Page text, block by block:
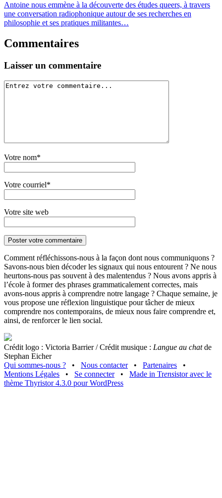
Antoine nous emmène à la découverte des études queers, à travers
une conversation radiophonique autour de ses recherches en
philosophie et ses pratiques militantes…
Commentaires
Laisser un commentaire
Votre nom*
Votre courriel*
Votre site web
Comment réfléchissons-nous à la façon dont nous communiquons ?
Savons-nous bien décoder les signaux qui nous entourent ? Ne nous
heurtons-nous pas souvent à des malentendus ? Nous avons appris à
l’école à former des phrases grammaticalement correctes, mais
avons-nous appris à comprendre notre langage ? Chaque semaine, je
vous propose une réflexion linguistique pour tâcher de mieux
comprendre nos contemporains, de mieux nous faire comprendre et,
ainsi, de renforcer le lien social.
Crédit logo : Victoria Barrier / Crédit musique : Langue au chatde
Stephan Eicher
Qui sommes-nous ?
• Nous contacter • Partenaires
•
Mentions Légales
• Se connecter • Made in Trensistor avec le
thème Thyristor 4.3.0 pour WordPress